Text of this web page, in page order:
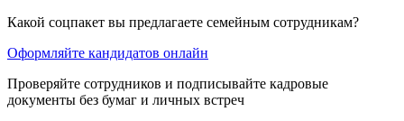
Какой соцпакет вы предлагаете семейным сотрудникам?
Оформляйте кандидатов онлайн
Проверяйте сотрудников и подписывайте кадровые
документы без бумаг и личных встреч